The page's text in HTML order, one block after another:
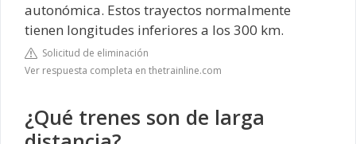
autonómica. Estos trayectos normalmente
tienen longitudes inferiores a los 300 km.
Solicitud de eliminación
Ver respuesta completa en thetrainline.com
¿Qué trenes son de larga